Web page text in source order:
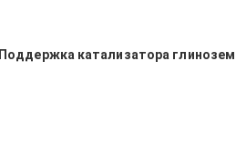
Поддержка катализатора